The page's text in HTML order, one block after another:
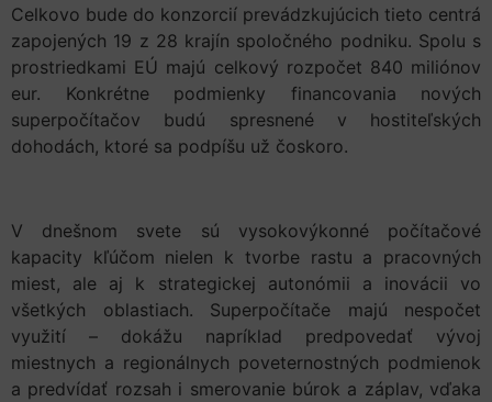
Celkovo bude do konzorcií prevádzkujúcich tieto centrá
zapojených 19 z 28 krajín spoločného podniku. Spolu s
prostriedkami EÚ majú celkový rozpočet 840 miliónov
eur. Konkrétne podmienky financovania nových
superpočítačov budú spresnené v hostiteľských
dohodách, ktoré sa podpíšu už čoskoro.
V dnešnom svete sú vysokovýkonné počítačové
kapacity kľúčom nielen k tvorbe rastu a pracovných
miest, ale aj k strategickej autonómii a inovácii vo
všetkých oblastiach. Superpočítače majú nespočet
využití – dokážu napríklad predpovedať vývoj
miestnych a regionálnych poveternostných podmienok
a predvídať rozsah i smerovanie búrok a záplav, vďaka